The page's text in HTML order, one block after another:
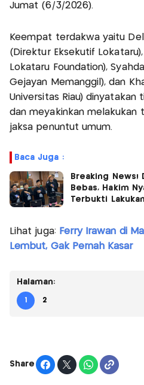
Jumat (6/3/2026).
Keempat terdakwa yaitu
(Direktur Eksekutif
Lokataru Foundation),
Gejayan Memanggil), dan
Universitas Riau)
dan meyakinkan melakukan
jaksa penuntut umum.
Baca Juga :
Breaking News!
Bebas, Hakim
Terbukti
Lihat juga: Ferry Irawan di
Lembut, Gak Pernah Kasar
Halaman:
1 2
Share